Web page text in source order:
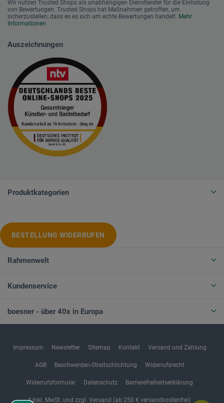
Wir nutzen Trusted Shops als unabhängigen Dienstleister für die Einholung
von Bewertungen. Trusted Shops hat Maßnahmen getroffen, um
sicherzustellen, dass es es sich um echte Bewertungen handelt. Mehr
Informationen
Auszeichnungen
Produktkategorien
BESTELLUNG WIDERRUFEN
Rahmenwelt
Kundenservice
boesner - über 40x in Europa
Impressum Newsletter Sitemap Kontakt Versand und Zahlung
AGB Beschwerden-Streitschlichtung Widerrufsrecht
Widerrufsformular Datenschutz Barrierefreiheitserklärung
* Inkl. MwSt. und zzgl. Versand (ab 250 € versandkostenfrei)